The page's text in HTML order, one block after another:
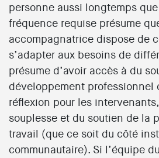
personne aussi longtemps
fréquence requise présume
accompagnatrice dispose de
s’adapter aux besoins de
présume d’avoir accès à du
développement professionnel
réflexion pour les
souplesse et du soutien de la
travail (que ce soit du côté
communautaire). Si l’équipe